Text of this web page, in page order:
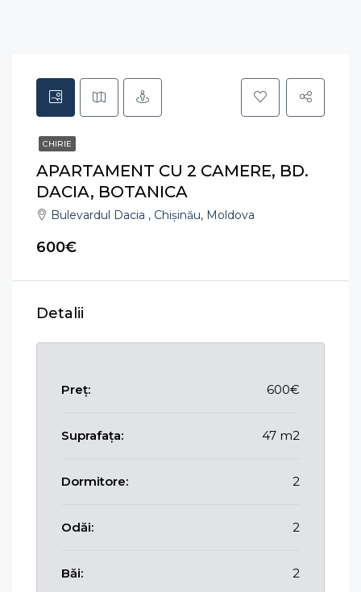
CHIRIE
APARTAMENT CU 2 CAMERE, BD.
DACIA, BOTANICA
Bulevardul Dacia , Chișinău, Moldova
600€
Detalii
Preț: 600€
Suprafața: 47 m2
Dormitore: 2
Odăi: 2
Băi: 2